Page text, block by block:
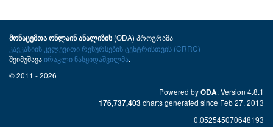
მონაცემთა ონლაინ ანალიზის(ODA) პროგრამა
კავკასიის კვლევითი რესურსების ცენტრისთვის (CRRC)
შეიმუშავაირაკლი ნასყიდაშვილმა.
© 2011 - 2026
Powered byODA. Version 4.8.1
176,737,403 charts generated since Feb 27, 2013
0.052545070648193